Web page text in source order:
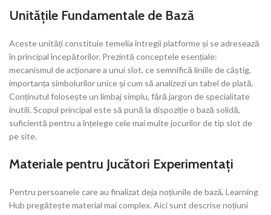
Unitățile Fundamentale de Bază
Aceste unități constituie temelia întregii platforme și se adresează
în principal începătorilor. Prezintă conceptele esențiale:
mecanismul de acționare a unui slot, ce semnifică liniile de câștig,
importanța simbolurilor unice și cum să analizezi un tabel de plată.
Conținutul folosește un limbaj simplu, fără jargon de specialitate
inutili. Scopul principal este să pună la dispoziție o bază solidă,
suficientă pentru a înțelege cele mai multe jocurilor de tip slot de
pe site.
Materiale pentru Jucători Experimentați
Pentru persoanele care au finalizat deja noțiunile de bază, Learning
Hub pregătește material mai complex. Aici sunt descrise noțiuni